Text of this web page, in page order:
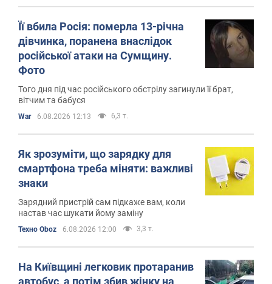
Її вбила Росія: померла 13-річна
дівчинка, поранена внаслідок
російської атаки на Сумщину.
Фото
Того дня під час російського обстрілу загинули її брат,
вітчим та бабуся
War 6.08.2026 12:13 6,3 т.
Як зрозуміти, що зарядку для
смартфона треба міняти: важливі
знаки
Зарядний пристрій сам підкаже вам, коли
настав час шукати йому заміну
Техно Oboz 6.08.2026 12:00 3,3 т.
На Київщині легковик протаранив
автобус, а потім збив жінку на